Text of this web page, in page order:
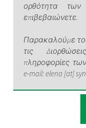
ορθότητα
επιβεβαιώνετε.
Παρακαλούμε
τις
πληροφορίες
e-mail: elena [at]